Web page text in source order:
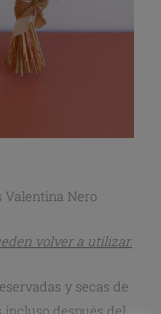
Valentina Nero
volver a utilizar.
y secas de